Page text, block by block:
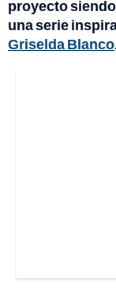
proyecto
una serie
Griselda Blanco.